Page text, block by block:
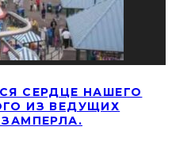
СЕРДЦЕ НАШЕГО
ИЗ ВЕДУЩИХ